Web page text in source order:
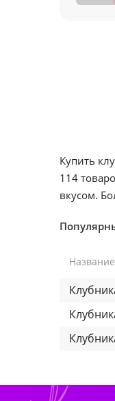
Купить
114
вкусом.
Название